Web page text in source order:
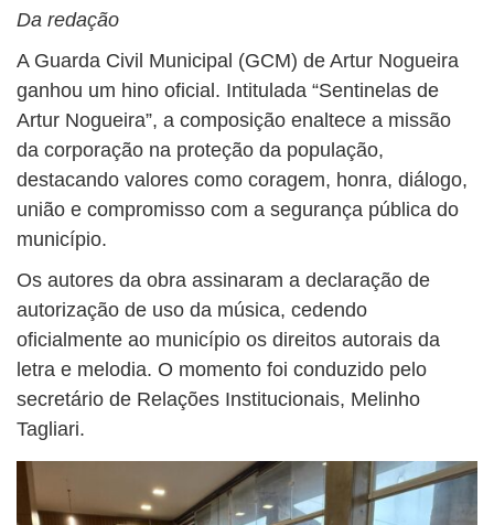
Da redação
A Guarda Civil Municipal (GCM) de Artur Nogueira
ganhou um hino oficial. Intitulada “Sentinelas de
Artur Nogueira”, a composição enaltece a missão
da corporação na proteção da população,
destacando valores como coragem, honra, diálogo,
união e compromisso com a segurança pública do
município.
Os autores da obra assinaram a declaração de
autorização de uso da música, cedendo
oficialmente ao município os direitos autorais da
letra e melodia. O momento foi conduzido pelo
secretário de Relações Institucionais, Melinho
Tagliari.